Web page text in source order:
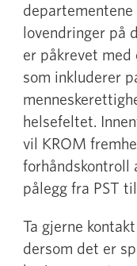
lovendringer på
er påkrevet
som inkluderer
helsefeltet.
vil KROM
forhåndskontroll
pålegg fra PST
Ta gjerne
dersom det er